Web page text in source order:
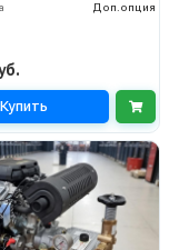
Доп.опция
Купить